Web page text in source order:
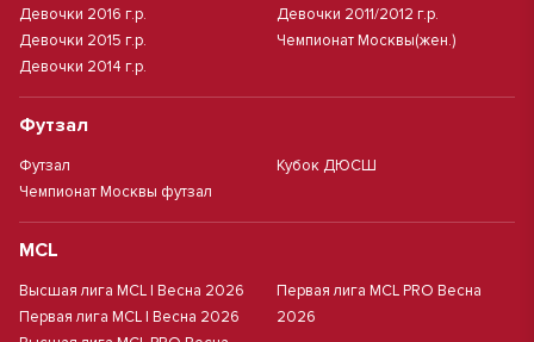
Девочки 2016 г.р.
Девочки 2015 г.р.
Девочки 2014 г.р.
Девочки 2011/2012 г.р.
Чемпионат Москвы(жен.)
Футзал
Футзал
Чемпионат Москвы футзал
Кубок ДЮСШ
MCL
Высшая лига MCL | Весна 2026
Первая лига MCL | Весна 2026
Первая лига MCL PRO Весна
2026